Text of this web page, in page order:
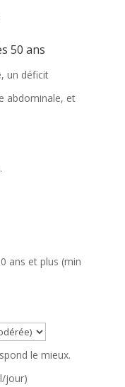
50 ans
un déficit
abdominale, et
ans et plus (min
le mieux.
jour)